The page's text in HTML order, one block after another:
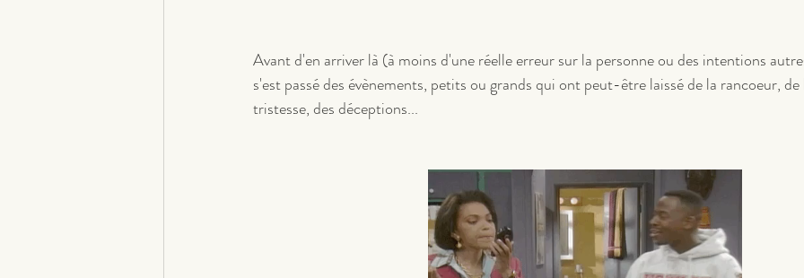
Avant d'en arriver là (à moins d'une réelle erreur sur la personne ou des intentions
s'est passé des évènements, petits ou grands qui ont peut-être laissé de la rancoeur,
tristesse, des déceptions...